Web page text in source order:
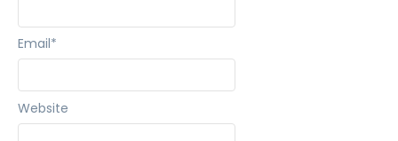
Email*
Website